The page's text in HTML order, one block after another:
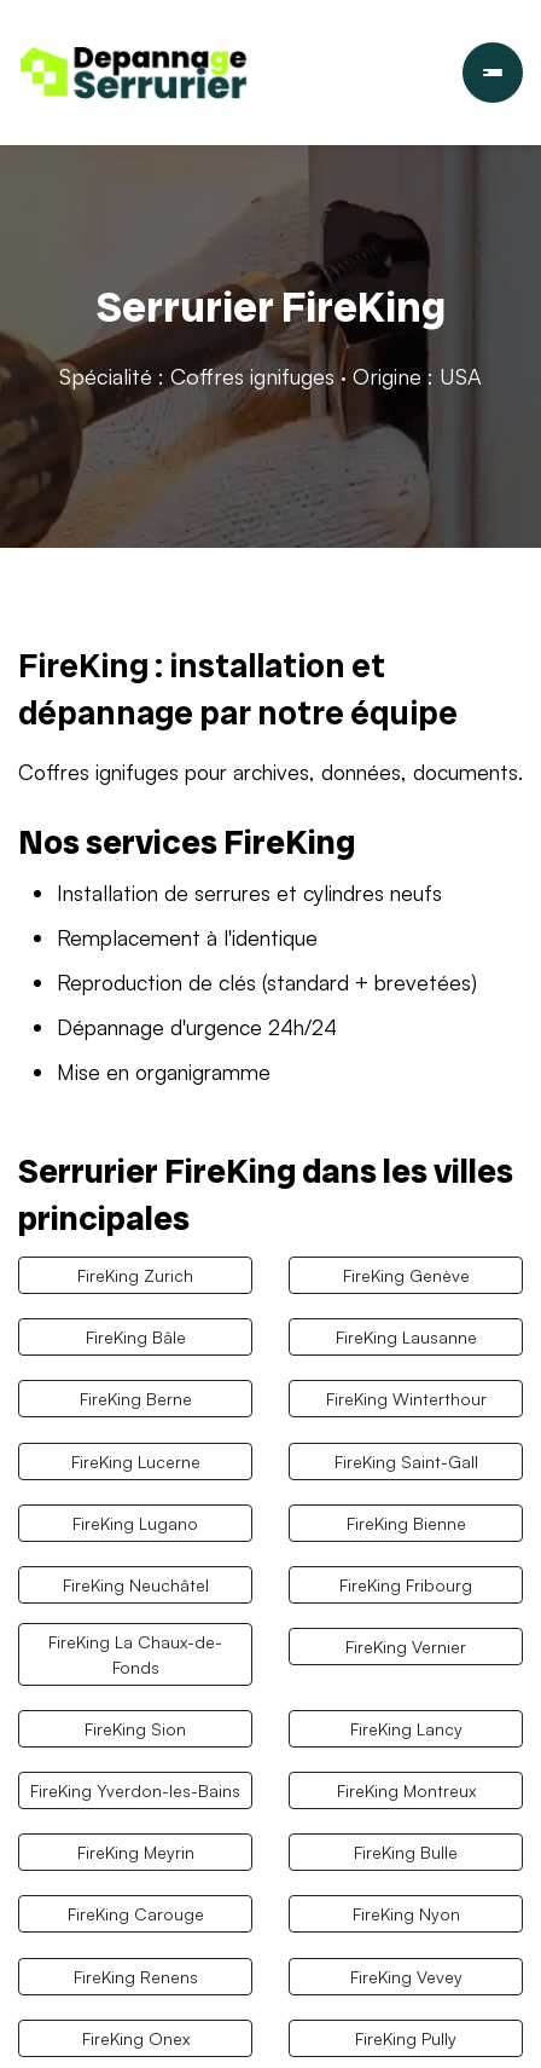
Serrurier FireKing
Spécialité : Coffres ignifuges · Origine : USA
FireKing : installation et
dépannage par notre équipe
Coffres ignifuges pour archives, données, documents.
Nos services FireKing
Installation de serrures et cylindres neufs
Remplacement à l'identique
Reproduction de clés (standard + brevetées)
Dépannage d'urgence 24h/24
Mise en organigramme
Serrurier FireKing dans les villes
principales
FireKing Zurich FireKing Genève
FireKing Bâle FireKing Lausanne
FireKing Berne FireKing Winterthour
FireKing Lucerne FireKing Saint-Gall
FireKing Lugano FireKing Bienne
FireKing Neuchâtel FireKing Fribourg
FireKing La Chaux-de-
Fonds
FireKing Vernier
FireKing Sion FireKing Lancy
FireKing Yverdon-les-Bains FireKing Montreux
FireKing Meyrin FireKing Bulle
FireKing Carouge FireKing Nyon
FireKing Renens FireKing Vevey
FireKing Onex FireKing Pully